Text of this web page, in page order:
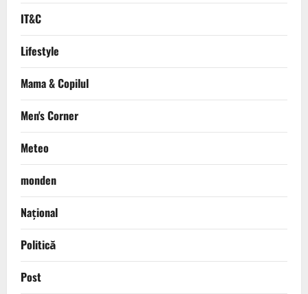
IT&C
Lifestyle
Mama & Copilul
Men's Corner
Meteo
monden
Național
Politică
Post